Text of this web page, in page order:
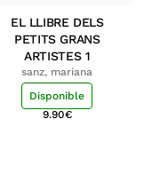
EL LLIBRE DELS
PETITS GRANS
ARTISTES 1
sanz, mariana
Disponible
9.90€